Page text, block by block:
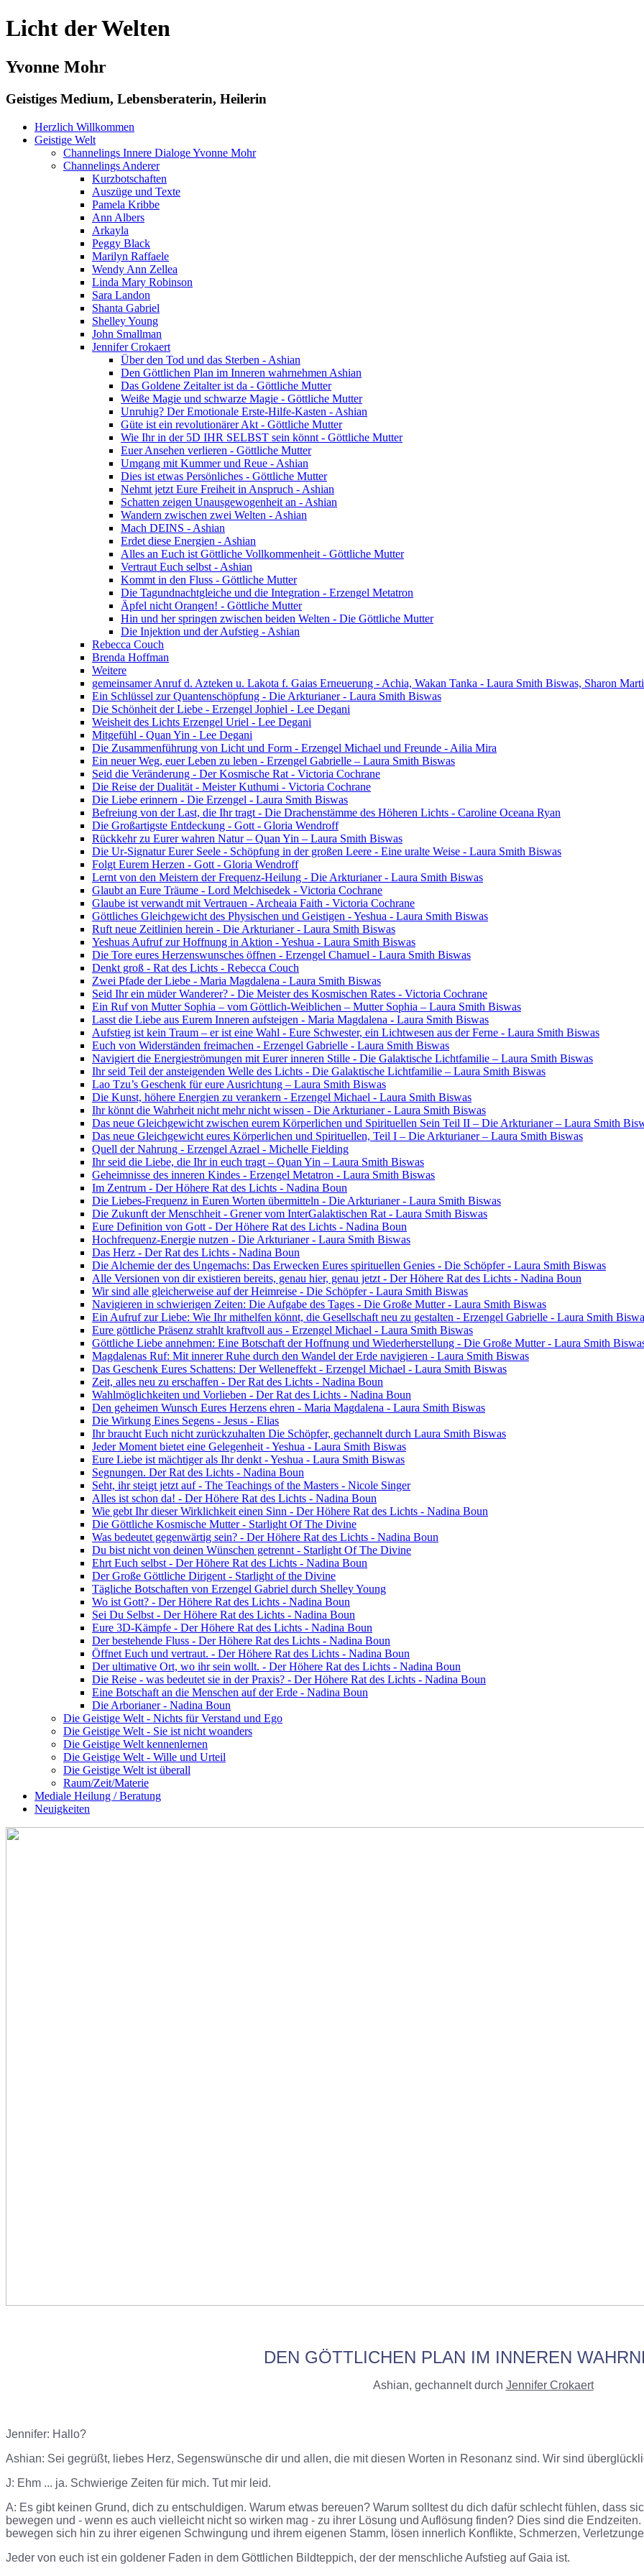
Licht der Welten
Yvonne Mohr
Geistiges Medium, Lebensberaterin, Heilerin
Herzlich Willkommen
Geistige Welt
Channelings Innere Dialoge Yvonne Mohr
Channelings Anderer
Kurzbotschaften
Auszüge und Texte
Pamela Kribbe
Ann Albers
Arkayla
Peggy Black
Marilyn Raffaele
Wendy Ann Zellea
Linda Mary Robinson
Sara Landon
Shanta Gabriel
Shelley Young
John Smallman
Jennifer Crokaert
Über den Tod und das Sterben - Ashian
Den Göttlichen Plan im Inneren wahrnehmen Ashian
Das Goldene Zeitalter ist da - Göttliche Mutter
Weiße Magie und schwarze Magie - Göttliche Mutter
Unruhig? Der Emotionale Erste-Hilfe-Kasten - Ashian
Güte ist ein revolutionärer Akt - Göttliche Mutter
Wie Ihr in der 5D IHR SELBST sein könnt - Göttliche Mutter
Euer Ansehen verlieren - Göttliche Mutter
Umgang mit Kummer und Reue - Ashian
Dies ist etwas Persönliches - Göttliche Mutter
Nehmt jetzt Eure Freiheit in Anspruch - Ashian
Schatten zeigen Unausgewogenheit an - Ashian
Wandern zwischen zwei Welten - Ashian
Mach DEINS - Ashian
Erdet diese Energien - Ashian
Alles an Euch ist Göttliche Vollkommenheit - Göttliche Mutter
Vertraut Euch selbst - Ashian
Kommt in den Fluss - Göttliche Mutter
Die Tagundnachtgleiche und die Integration - Erzengel Metatron
Äpfel nicht Orangen! - Göttliche Mutter
Hin und her springen zwischen beiden Welten - Die Göttliche Mutter
Die Injektion und der Aufstieg - Ashian
Rebecca Couch
Brenda Hoffman
Weitere
gemeinsamer Anruf d. Azteken u. Lakota f. Gaias Erneuerung - Achia, Wakan Tanka - Laura Smith Biswas, Sharon
Ein Schlüssel zur Quantenschöpfung - Die Arkturianer - Laura Smith Biswas
Die Schönheit der Liebe - Erzengel Jophiel - Lee Degani
Weisheit des Lichts Erzengel Uriel - Lee Degani
Mitgefühl - Quan Yin - Lee Degani
Die Zusammenführung von Licht und Form - Erzengel Michael und Freunde - Ailia Mira
Ein neuer Weg, euer Leben zu leben - Erzengel Gabrielle – Laura Smith Biswas
Seid die Veränderung - Der Kosmische Rat - Victoria Cochrane
Die Reise der Dualität - Meister Kuthumi - Victoria Cochrane
Die Liebe erinnern - Die Erzengel - Laura Smith Biswas
Befreiung von der Last, die Ihr tragt - Die Drachenstämme des Höheren Lichts - Caroline Oceana Ryan
Die Großartigste Entdeckung - Gott - Gloria Wendroff
Rückkehr zu Eurer wahren Natur – Quan Yin – Laura Smith Biswas
Die Ur-Signatur Eurer Seele - Schöpfung in der großen Leere - Eine uralte Weise - Laura Smith Biswas
Folgt Eurem Herzen - Gott - Gloria Wendroff
Lernt von den Meistern der Frequenz-Heilung - Die Arkturianer - Laura Smith Biswas
Glaubt an Eure Träume - Lord Melchisedek - Victoria Cochrane
Glaube ist verwandt mit Vertrauen - Archeaia Faith - Victoria Cochrane
Göttliches Gleichgewicht des Physischen und Geistigen - Yeshua - Laura Smith Biswas
Ruft neue Zeitlinien herein - Die Arkturianer - Laura Smith Biswas
Yeshuas Aufruf zur Hoffnung in Aktion - Yeshua - Laura Smith Biswas
Die Tore eures Herzenswunsches öffnen - Erzengel Chamuel - Laura Smith Biswas
Denkt groß - Rat des Lichts - Rebecca Couch
Zwei Pfade der Liebe - Maria Magdalena - Laura Smith Biswas
Seid Ihr ein müder Wanderer? - Die Meister des Kosmischen Rates - Victoria Cochrane
Ein Ruf von Mutter Sophia – vom Göttlich-Weiblichen – Mutter Sophia – Laura Smith Biswas
Lasst die Liebe aus Eurem Inneren aufsteigen - Maria Magdalena - Laura Smith Biswas
Aufstieg ist kein Traum – er ist eine Wahl - Eure Schwester, ein Lichtwesen aus der Ferne - Laura Smith Biswas
Euch von Widerständen freimachen - Erzengel Gabrielle - Laura Smith Biswas
Navigiert die Energieströmungen mit Eurer inneren Stille - Die Galaktische Lichtfamilie – Laura Smith Biswas
Ihr seid Teil der ansteigenden Welle des Lichts - Die Galaktische Lichtfamilie – Laura Smith Biswas
Lao Tzu’s Geschenk für eure Ausrichtung – Laura Smith Biswas
Die Kunst, höhere Energien zu verankern - Erzengel Michael - Laura Smith Biswas
Ihr könnt die Wahrheit nicht mehr nicht wissen - Die Arkturianer - Laura Smith Biswas
Das neue Gleichgewicht zwischen eurem Körperlichen und Spirituellen Sein Teil II – Die Arkturianer – Laura Smith
Das neue Gleichgewicht eures Körperlichen und Spirituellen, Teil I – Die Arkturianer – Laura Smith Biswas
Quell der Nahrung - Erzengel Azrael - Michelle Fielding
Ihr seid die Liebe, die Ihr in euch tragt – Quan Yin – Laura Smith Biswas
Geheimnisse des inneren Kindes - Erzengel Metatron - Laura Smith Biswas
Im Zentrum - Der Höhere Rat des Lichts - Nadina Boun
Die Liebes-Frequenz in Euren Worten übermitteln - Die Arkturianer - Laura Smith Biswas
Die Zukunft der Menschheit - Grener vom InterGalaktischen Rat - Laura Smith Biswas
Eure Definition von Gott - Der Höhere Rat des Lichts - Nadina Boun
Hochfrequenz-Energie nutzen - Die Arkturianer - Laura Smith Biswas
Das Herz - Der Rat des Lichts - Nadina Boun
Die Alchemie der des Ungemachs: Das Erwecken Eures spirituellen Genies - Die Schöpfer - Laura Smith Biswas
Alle Versionen von dir existieren bereits, genau hier, genau jetzt - Der Höhere Rat des Lichts - Nadina Boun
Wir sind alle gleicherweise auf der Heimreise - Die Schöpfer - Laura Smith Biswas
Navigieren in schwierigen Zeiten: Die Aufgabe des Tages - Die Große Mutter - Laura Smith Biswas
Ein Aufruf zur Liebe: Wie Ihr mithelfen könnt, die Gesellschaft neu zu gestalten - Erzengel Gabrielle - Laura Smith
Eure göttliche Präsenz strahlt kraftvoll aus - Erzengel Michael - Laura Smith Biswas
Göttliche Liebe annehmen: Eine Botschaft der Hoffnung und Wiederherstellung - Die Große Mutter - Laura Smith
Magdalenas Ruf: Mit innerer Ruhe durch den Wandel der Erde navigieren - Laura Smith Biswas
Das Geschenk Eures Schattens: Der Welleneffekt - Erzengel Michael - Laura Smith Biswas
Zeit, alles neu zu erschaffen - Der Rat des Lichts - Nadina Boun
Wahlmöglichkeiten und Vorlieben - Der Rat des Lichts - Nadina Boun
Den geheimen Wunsch Eures Herzens ehren - Maria Magdalena - Laura Smith Biswas
Die Wirkung Eines Segens - Jesus - Elias
Ihr braucht Euch nicht zurückzuhalten Die Schöpfer, gechannelt durch Laura Smith Biswas
Jeder Moment bietet eine Gelegenheit - Yeshua - Laura Smith Biswas
Eure Liebe ist mächtiger als Ihr denkt - Yeshua - Laura Smith Biswas
Segnungen. Der Rat des Lichts - Nadina Boun
Seht, ihr steigt jetzt auf - The Teachings of the Masters - Nicole Singer
Alles ist schon da! - Der Höhere Rat des Lichts - Nadina Boun
Wie gebt Ihr dieser Wirklichkeit einen Sinn - Der Höhere Rat des Lichts - Nadina Boun
Die Göttliche Kosmische Mutter - Starlight Of The Divine
Was bedeutet gegenwärtig sein? - Der Höhere Rat des Lichts - Nadina Boun
Du bist nicht von deinen Wünschen getrennt - Starlight Of The Divine
Ehrt Euch selbst - Der Höhere Rat des Lichts - Nadina Boun
Der Große Göttliche Dirigent - Starlight of the Divine
Tägliche Botschaften von Erzengel Gabriel durch Shelley Young
Wo ist Gott? - Der Höhere Rat des Lichts - Nadina Boun
Sei Du Selbst - Der Höhere Rat des Lichts - Nadina Boun
Eure 3D-Kämpfe - Der Höhere Rat des Lichts - Nadina Boun
Der bestehende Fluss - Der Höhere Rat des Lichts - Nadina Boun
Öffnet Euch und vertraut. - Der Höhere Rat des Lichts - Nadina Boun
Der ultimative Ort, wo ihr sein wollt. - Der Höhere Rat des Lichts - Nadina Boun
Die Reise - was bedeutet sie in der Praxis? - Der Höhere Rat des Lichts - Nadina Boun
Eine Botschaft an die Menschen auf der Erde - Nadina Boun
Die Arborianer - Nadina Boun
Die Geistige Welt - Nichts für Verstand und Ego
Die Geistige Welt - Sie ist nicht woanders
Die Geistige Welt kennenlernen
Die Geistige Welt - Wille und Urteil
Die Geistige Welt ist überall
Raum/Zeit/Materie
Mediale Heilung / Beratung
Neuigkeiten
DEN GÖTTLICHEN PLAN IM INNEREN
Ashian, gechannelt durch Jennifer Crokaert
Jennifer: Hallo?
Ashian: Sei gegrüßt, liebes Herz, Segenswünsche dir und allen, die mit diesen Worten in Resonanz sind. Wir sind
J: Ehm ... ja. Schwierige Zeiten für mich. Tut mir leid.
A: Es gibt keinen Grund, dich zu entschuldigen. Warum etwas bereuen? Warum solltest du dich dafür schlecht fühlen, dass
bewegen und - wenn es auch vielleicht nicht so wirken mag - zu ihrer Lösung und Auflösung finden? Dies sind die
bewegen sich hin zu ihrer eigenen Schwingung und ihrem eigenen Stamm, lösen innerlich Konflikte, Schmerzen,
Jeder von euch ist ein goldener Faden in dem Göttlichen Bildteppich, der der menschliche Aufstieg auf Gaia ist.